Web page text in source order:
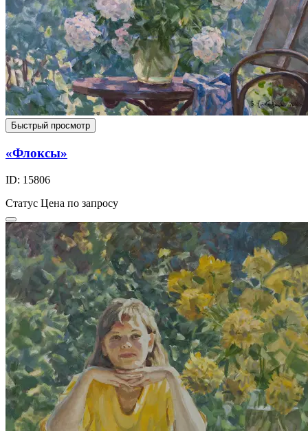
Быстрый просмотр
«Флоксы»
ID: 15806
Статус Цена по запросу